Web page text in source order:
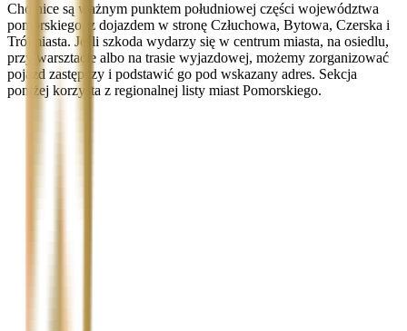
Chojnice są ważnym punktem południowej części województwa
pomorskiego, z dojazdem w stronę Człuchowa, Bytowa, Czerska i
Trójmiasta. Jeśli szkoda wydarzy się w centrum miasta, na osiedlu,
przy warsztacie albo na trasie wyjazdowej, możemy zorganizować
pojazd zastępczy i podstawić go pod wskazany adres. Sekcja
poniżej korzysta z regionalnej listy miast Pomorskiego.